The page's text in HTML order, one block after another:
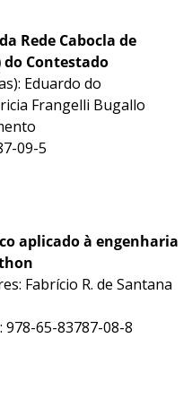
Rede Cabocla de
do Contestado
Eduardo do
Frangelli Bugallo
09-5
aplicado à engenharia
Python
Fabrício R. de Santana
65-83787-08-8